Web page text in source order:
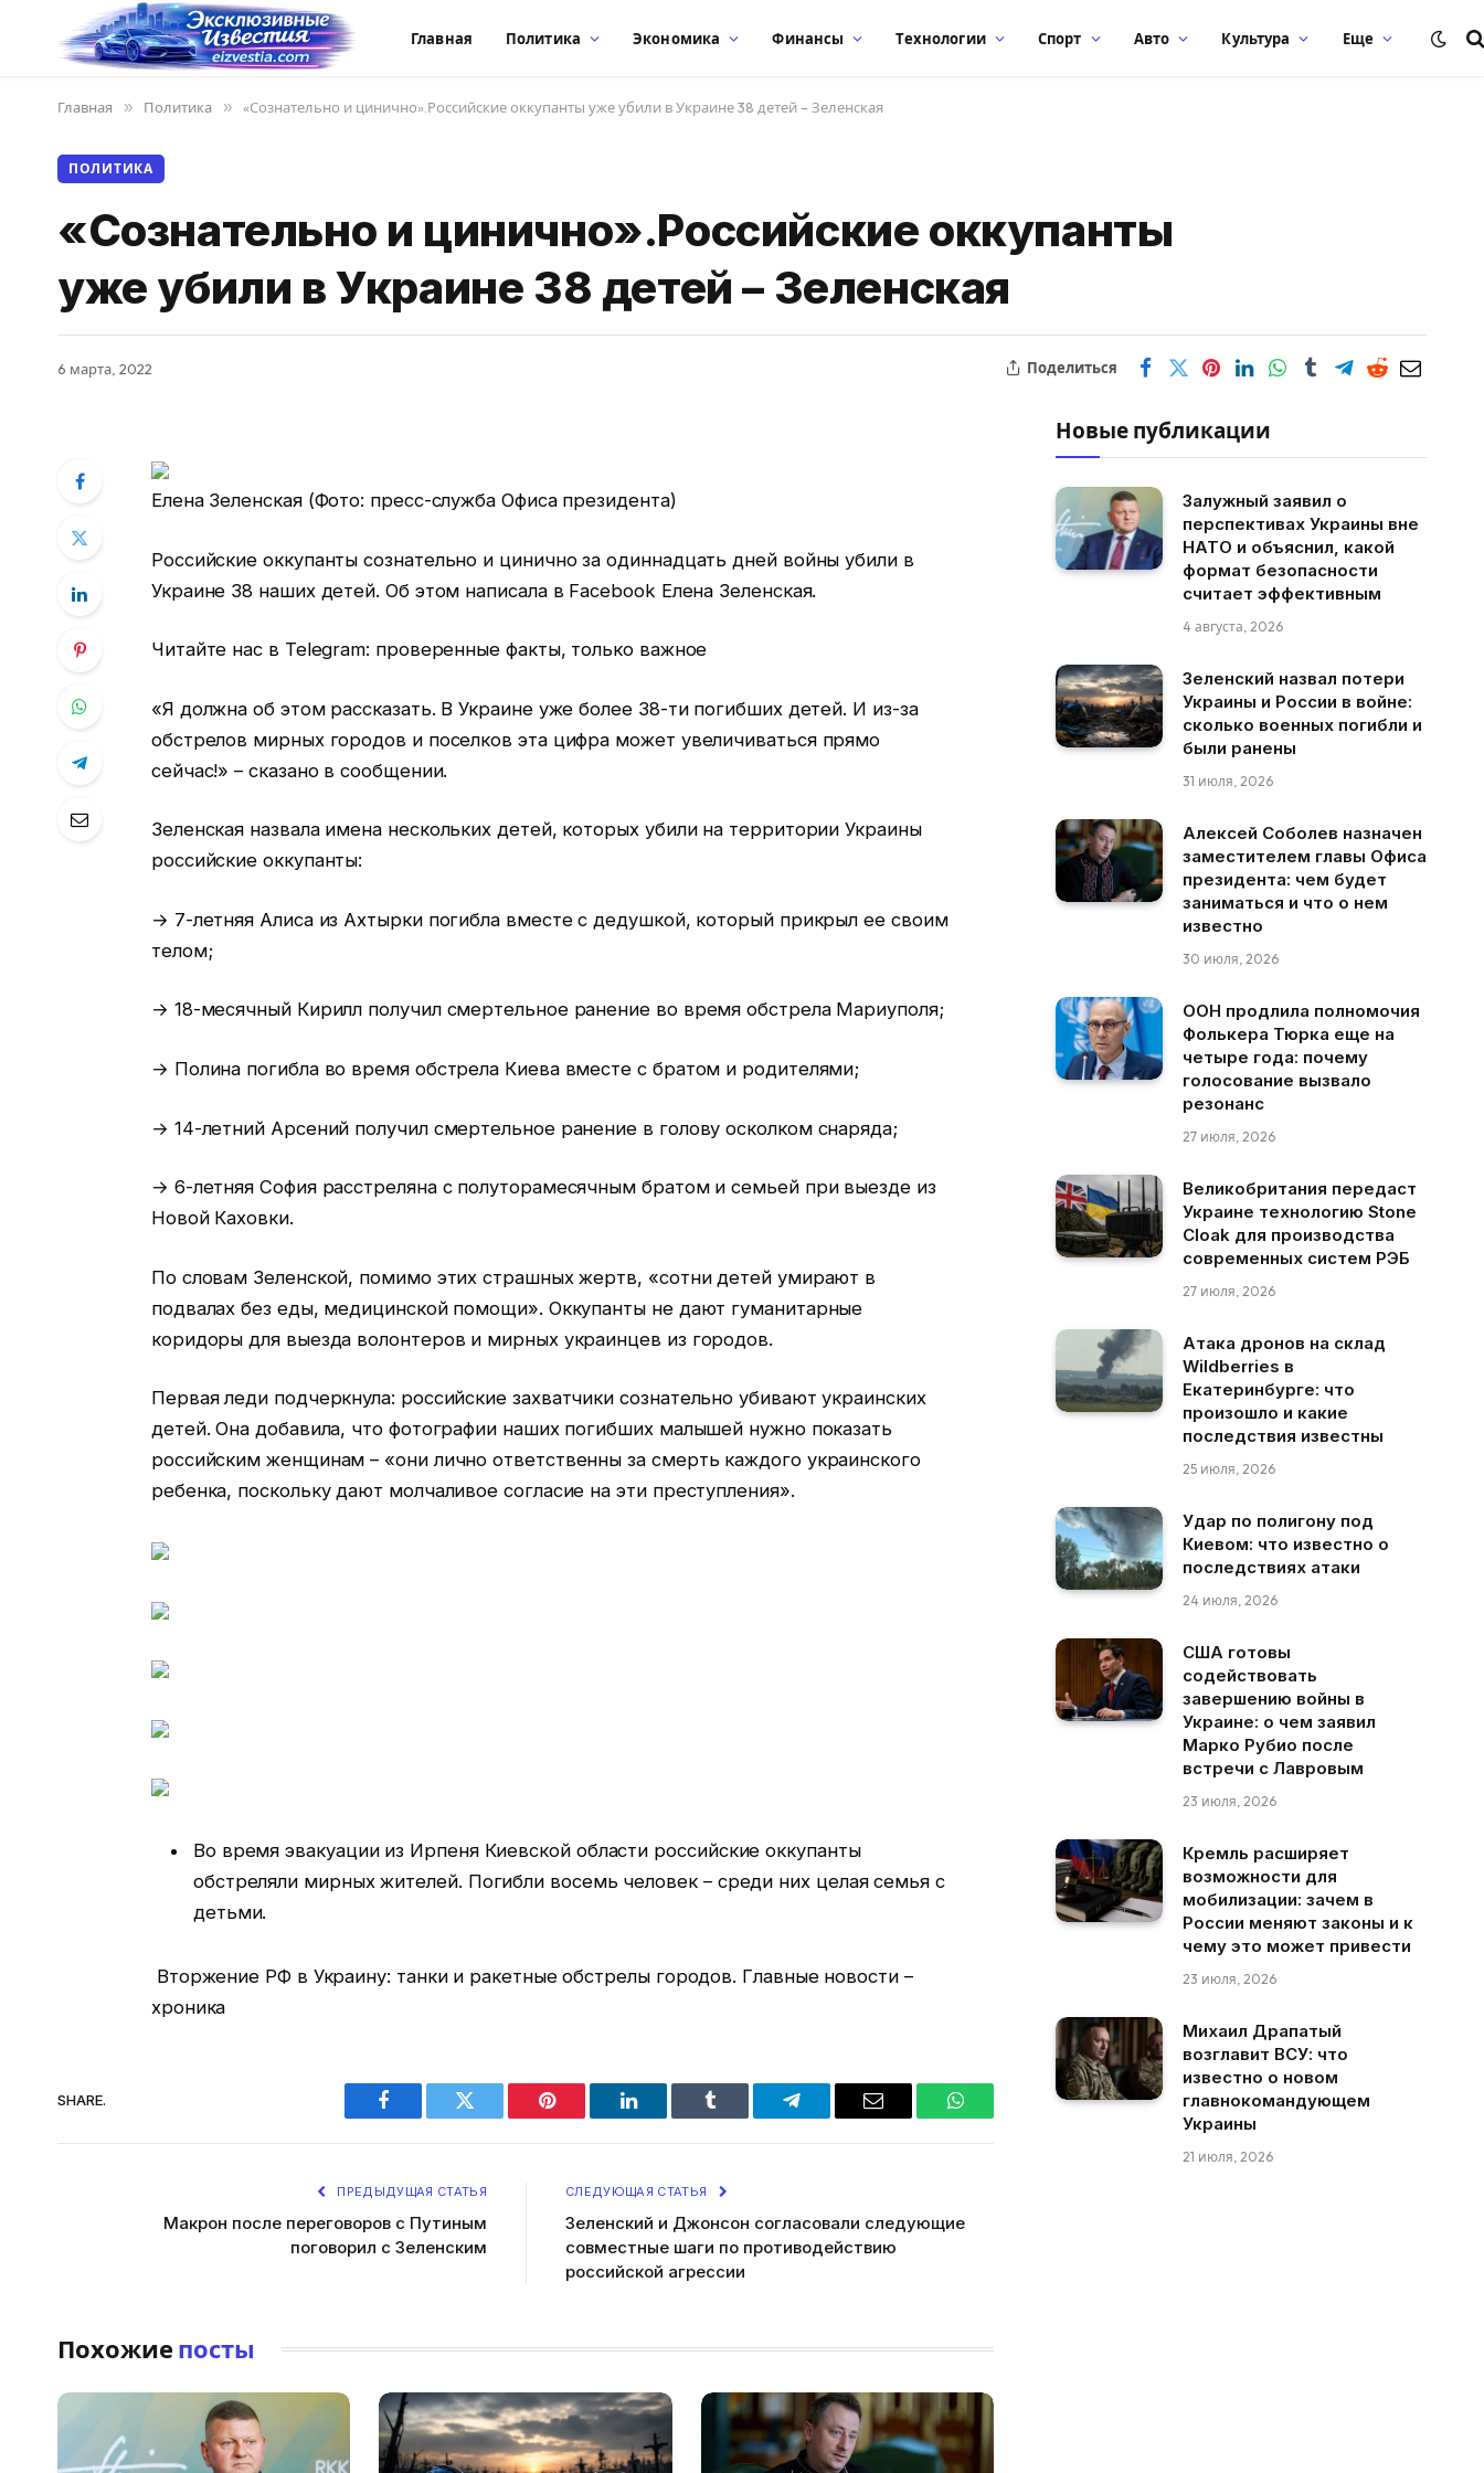
Главная Политика Экономика Финансы Технологии Спорт Авто Культура Еще
Главная » Политика » «Сознательно и цинично».Российские оккупанты уже убили в Украине 38 детей – Зеленская
ПОЛИТИКА
«Сознательно и цинично».Российские оккупанты
уже убили в Украине 38 детей – Зеленская
6 марта, 2022 Поделиться
Елена Зеленская (Фото: пресс-служба Офиса президента)
Российские оккупанты сознательно и цинично за одиннадцать дней войны убили в
Украине 38 наших детей. Об этом написала в Facebook Елена Зеленская.
Читайте нас в Telegram: проверенные факты, только важное
«Я должна об этом рассказать. В Украине уже более 38-ти погибших детей. И из-за
обстрелов мирных городов и поселков эта цифра может увеличиваться прямо
сейчас!» – сказано в сообщении.
Зеленская назвала имена нескольких детей, которых убили на территории Украины
российские оккупанты:
→ 7-летняя Алиса из Ахтырки погибла вместе с дедушкой, который прикрыл ее своим
телом;
→ 18-месячный Кирилл получил смертельное ранение во время обстрела Мариуполя;
→ Полина погибла во время обстрела Киева вместе с братом и родителями;
→ 14-летний Арсений получил смертельное ранение в голову осколком снаряда;
→ 6-летняя София расстреляна с полуторамесячным братом и семьей при выезде из
Новой Каховки.
По словам Зеленской, помимо этих страшных жертв, «сотни детей умирают в
подвалах без еды, медицинской помощи». Оккупанты не дают гуманитарные
коридоры для выезда волонтеров и мирных украинцев из городов.
Первая леди подчеркнула: российские захватчики сознательно убивают украинских
детей. Она добавила, что фотографии наших погибших малышей нужно показать
российским женщинам – «они лично ответственны за смерть каждого украинского
ребенка, поскольку дают молчаливое согласие на эти преступления».
Во время эвакуации из Ирпеня Киевской области российские оккупанты
обстреляли мирных жителей. Погибли восемь человек – среди них целая семья с
детьми.
Вторжение РФ в Украину: танки и ракетные обстрелы городов. Главные новости –
хроника
SHARE.
Facebook Twitter Pinterest LinkedIn Tumblr Telegram Email WhatsApp
ПРЕДЫДУЩАЯ СТАТЬЯ
Макрон после переговоров с Путиным
поговорил с Зеленским
СЛЕДУЮЩАЯ СТАТЬЯ
Зеленский и Джонсон согласовали следующие
совместные шаги по противодействию
российской агрессии
Похожие посты
Новые публикации
Залужный заявил о
перспективах Украины вне
НАТО и объяснил, какой
формат безопасности
считает эффективным
4 августа, 2026
Зеленский назвал потери
Украины и России в войне:
сколько военных погибли и
были ранены
31 июля, 2026
Алексей Соболев назначен
заместителем главы Офиса
президента: чем будет
заниматься и что о нем
известно
30 июля, 2026
ООН продлила полномочия
Фолькера Тюрка еще на
четыре года: почему
голосование вызвало
резонанс
27 июля, 2026
Великобритания передаст
Украине технологию Stone
Cloak для производства
современных систем РЭБ
27 июля, 2026
Атака дронов на склад
Wildberries в
Екатеринбурге: что
произошло и какие
последствия известны
25 июля, 2026
Удар по полигону под
Киевом: что известно о
последствиях атаки
24 июля, 2026
США готовы
содействовать
завершению войны в
Украине: о чем заявил
Марко Рубио после
встречи с Лавровым
23 июля, 2026
Кремль расширяет
возможности для
мобилизации: зачем в
России меняют законы и к
чему это может привести
23 июля, 2026
Михаил Драпатый
возглавит ВСУ: что
известно о новом
главнокомандующем
Украины
21 июля, 2026